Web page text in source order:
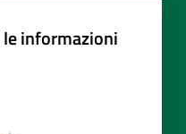
informazioni